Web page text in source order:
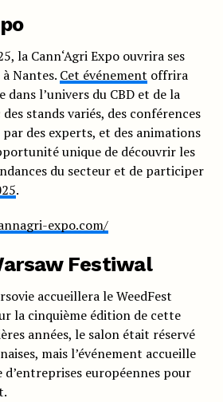
la Cann‘AgriExpo ouvrira ses
Nantes. Cet événement offrira
l’univers du CBD et de la
stands variés, des conférences
des experts, et des animations
unique de découvrir les
du secteur et de participer
.
expo.com/
Festiwal
accueillera le WeedFest
la cinquième édition de cette
années, le salon était réservé
mais l’événement accueille
d’entreprises européennes pour